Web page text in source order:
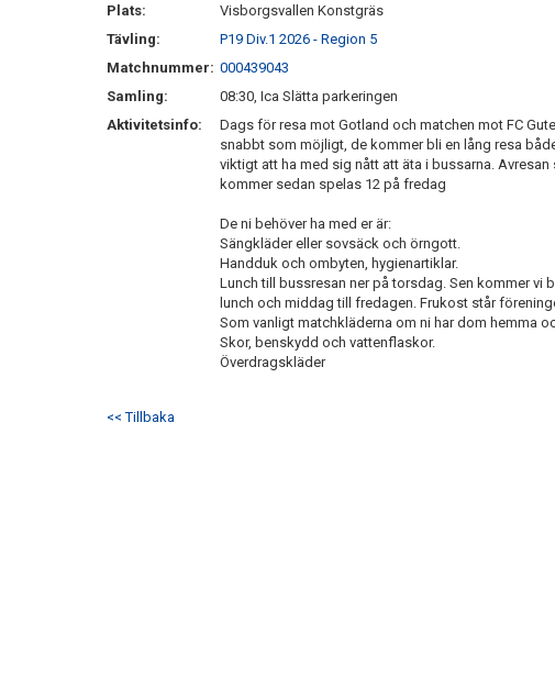
Plats:
Visborgsvallen Konstgräs
Tävling:
P19 Div.1 2026 - Region 5
Matchnummer: 000439043
Samling:
08:30, Ica Slätta parkeringen
Aktivitetsinfo:
Dags för resa mot Gotland och matchen mot FC
snabbt som möjligt, de kommer bli en lång resa
viktigt att ha med sig nått att äta i bussarna.
kommer sedan spelas 12 på fredag
De ni behöver ha med er är:
Sängkläder eller sovsäck och örngott.
Handduk och ombyten, hygienartiklar.
Lunch till bussresan ner på torsdag. Sen kommer vi
lunch och middag till fredagen. Frukost står
Som vanligt matchkläderna om ni har dom hemma
Skor, benskydd och vattenflaskor.
Överdragskläder
<< Tillbaka